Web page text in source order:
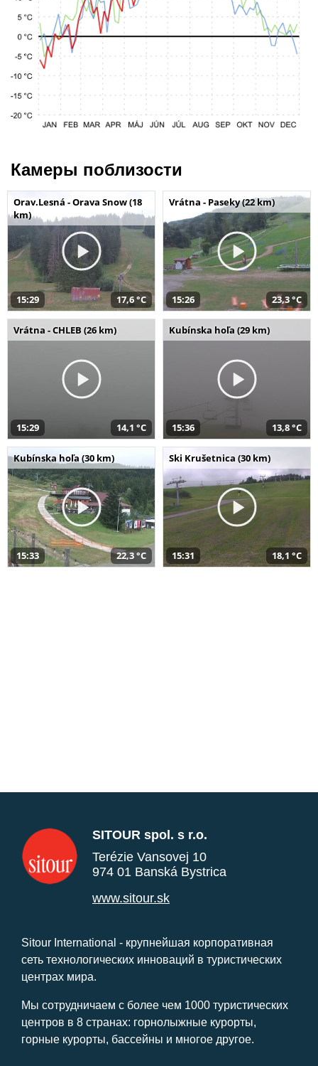
Камеры поблизости
Orav.Lesná - Orava Snow (18
km)
15:29 17,6 °C
Vrátna - Paseky (22 km)
15:26 23,3 °C
Vrátna - CHLEB (26 km)
15:29 14,1 °C
Kubínska hoľa (29 km)
15:36 13,8 °C
Kubínska hoľa (30 km)
15:33 22,3 °C
Ski Krušetnica (30 km)
15:31 18,1 °C
SITOUR spol. s r.o.
Terézie Vansovej 10
974 01 Banská Bystrica
www.sitour.sk
Sitour International - крупнейшая корпоративная
сеть технологических инноваций в туристических
центрах мира.
Мы сотрудничаем с более чем 1000 туристических
центров в 8 странах: горнолыжные курорты,
горные курорты, бассейны и многое другое.